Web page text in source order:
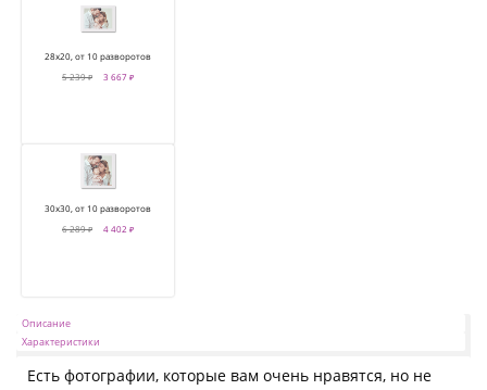
28х20, от 10 разворотов
5 239 ₽
3 667 ₽
30х30, от 10 разворотов
6 289 ₽
4 402 ₽
Описание
Характеристики
Есть фотографии, которые вам очень нравятся, но не